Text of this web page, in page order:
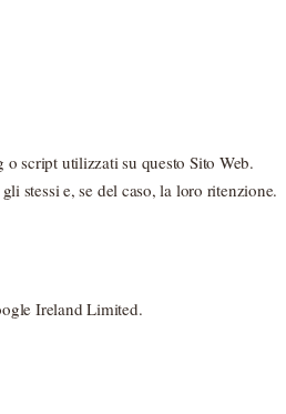
script utilizzati su questo Sito Web.
stessi e, se del caso, la loro ritenzione.
Ireland Limited.